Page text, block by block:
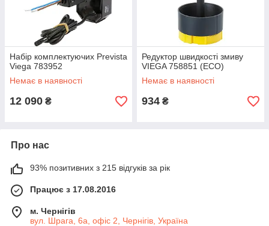
Набір комплектуючих Prevista
Viega 783952
Немає в наявності
12 090 ₴
Редуктор швидкості змиву
VIEGA 758851 (ECO)
Немає в наявності
934 ₴
Про нас
93% позитивних з 215 відгуків за рік
Працює з 17.08.2016
м. Чернігів
вул. Шрага, 6а, офіс 2, Чернігів, Україна